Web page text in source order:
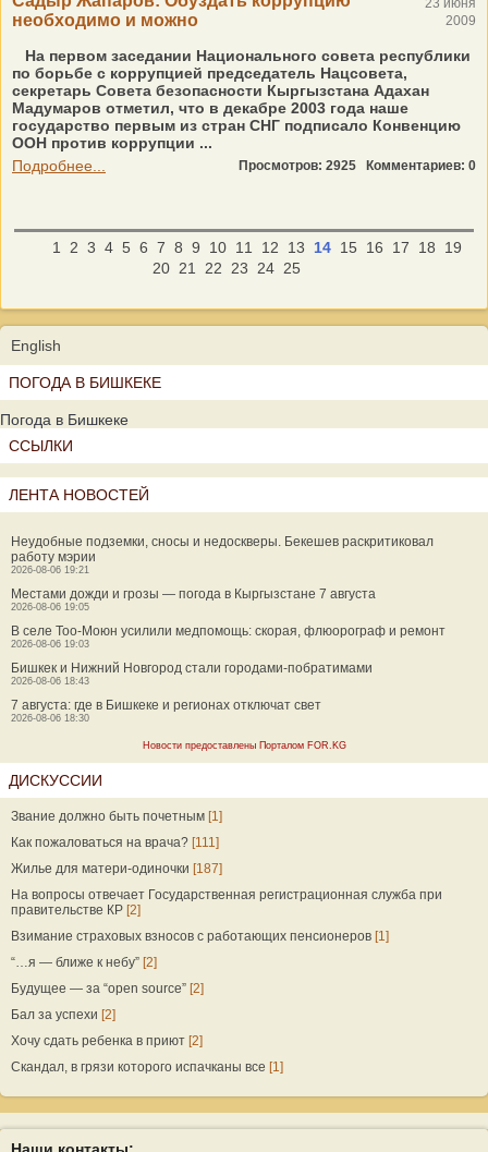
необходимо и можно
23 июня
2009
На первом заседании Национального совета республики
по борьбе с коррупцией председатель Нацсовета,
секретарь Совета безопасности Кыргызстана Адахан
Мадумаров отметил, что в декабре 2003 года наше
государство первым из стран СНГ подписало Конвенцию
ООН против коррупции ...
Подробнее...
Просмотров: 2925 Комментариев: 0
1 2 3 4 5 6 7 8 9 10 11 12 13 14 15 16 17 18
19
20 21 22 23 24 25
English
ПОГОДА В БИШКЕКЕ
Погода в Бишкеке
ССЫЛКИ
ЛЕНТА НОВОСТЕЙ
Неудобные подземки, сносы и недоскверы. Бекешев раскритиковал
работу мэрии
2026-08-06 19:21
Местами дожди и грозы — погода в Кыргызстане 7 августа
2026-08-06 19:05
В селе Тоо-Моюн усилили медпомощь: скорая, флюорограф и ремонт
2026-08-06 19:03
Бишкек и Нижний Новгород стали городами-побратимами
2026-08-06 18:43
7 августа: где в Бишкеке и регионах отключат свет
2026-08-06 18:30
Новости предоставлены Порталом FOR.KG
ДИСКУССИИ
Звание должно быть почетным [1]
Как пожаловаться на врача? [111]
Жилье для матери-одиночки [187]
На вопросы отвечает Государственная регистрационная служба при
правительстве КР [2]
Взимание страховых взносов с работающих пенсионеров [1]
“…я — ближе к небу” [2]
Будущее — за “open source” [2]
Бал за успехи [2]
Хочу сдать ребенка в приют [2]
Скандал, в грязи которого испачканы все [1]